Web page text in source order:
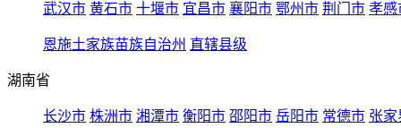
武汉市 黄石市 十堰市 宜昌市 襄阳市 鄂州市 荆门市 孝感
恩施土家族苗族自治州 直辖县级
湖南省
长沙市 株洲市 湘潭市 衡阳市 邵阳市 岳阳市 常德市 张家